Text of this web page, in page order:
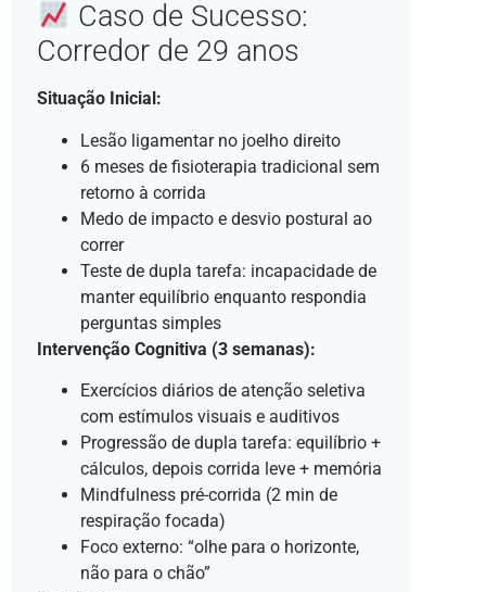
Caso de Sucesso:
Corredor de 29 anos
Situação Inicial:
Lesão ligamentar no joelho direito
6 meses de fisioterapia tradicional sem
retorno à corrida
Medo de impacto e desvio postural ao
correr
Teste de dupla tarefa: incapacidade de
manter equilíbrio enquanto respondia
perguntas simples
Intervenção Cognitiva (3 semanas):
Exercícios diários de atenção seletiva
com estímulos visuais e auditivos
Progressão de dupla tarefa: equilíbrio +
cálculos, depois corrida leve + memória
Mindfulness pré-corrida (2 min de
respiração focada)
Foco externo: “olhe para o horizonte,
não para o chão”